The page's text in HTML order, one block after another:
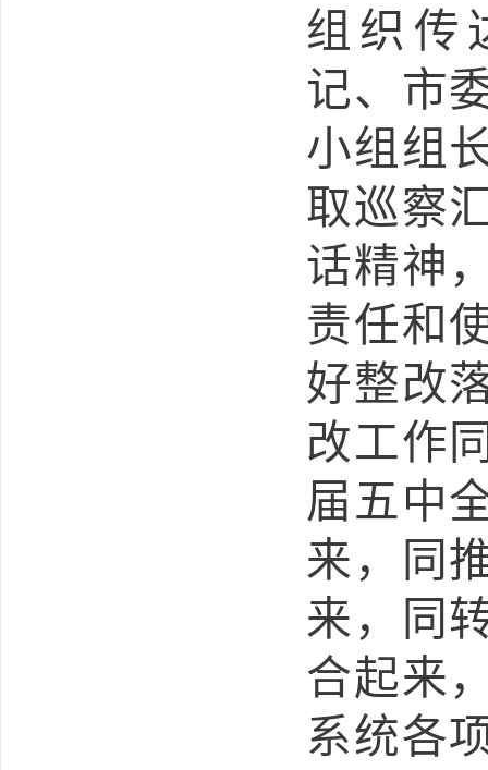
组织传
记、市
小组组
取巡察
话精神
责任和
好整改
改工作
届五中
来，同
来，同
合起来
系统各